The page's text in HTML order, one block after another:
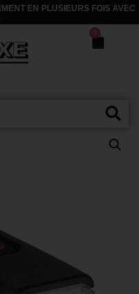
EN PLUSIEURS FOIS AVEC
0